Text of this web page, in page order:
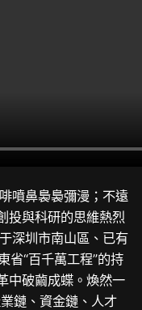
噴鼻裊裊彌漫；不遠
投與科研的思維熱烈
深圳市南山區、已有
省“百千萬工程”的持
中破繭成蝶。煥然一
鏈、資金鏈、人才